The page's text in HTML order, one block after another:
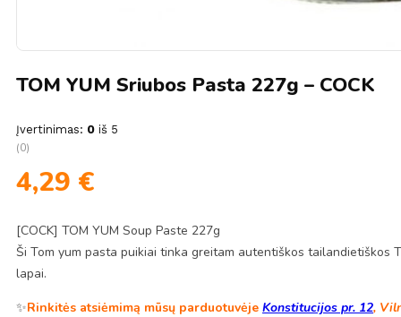
TOM YUM Sriubos Pasta 227g – COCK
Įvertinimas: 0 iš 5
(0)
4,29 €
[COCK] TOM YUM Soup Paste 227g
Ši Tom yum pasta puikiai tinka greitam autentiškos tailandietiškos
lapai.
✨Rinkitės atsiėmimą mūsų parduotuvėje Konstitucijos pr. 12,